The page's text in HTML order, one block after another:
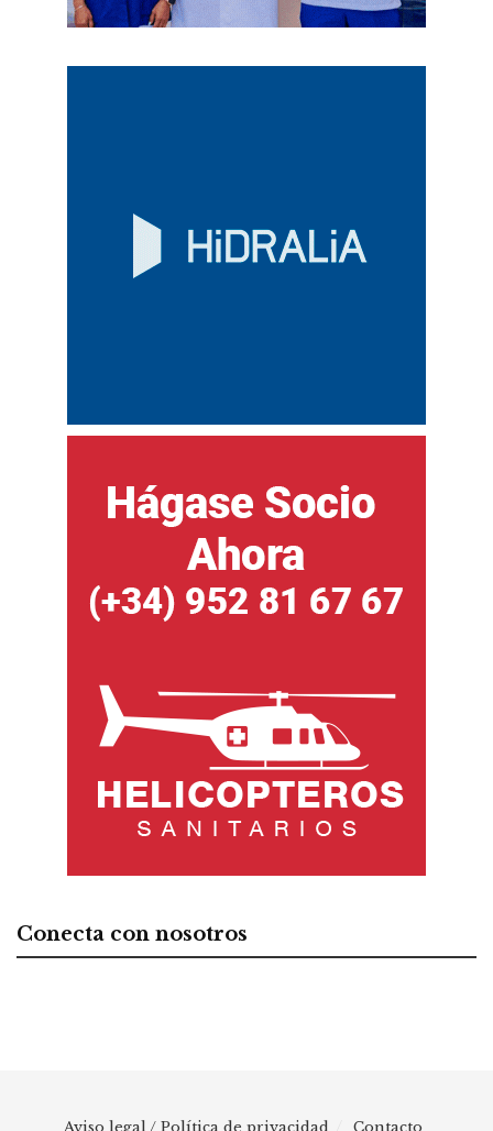
Conecta con nosotros